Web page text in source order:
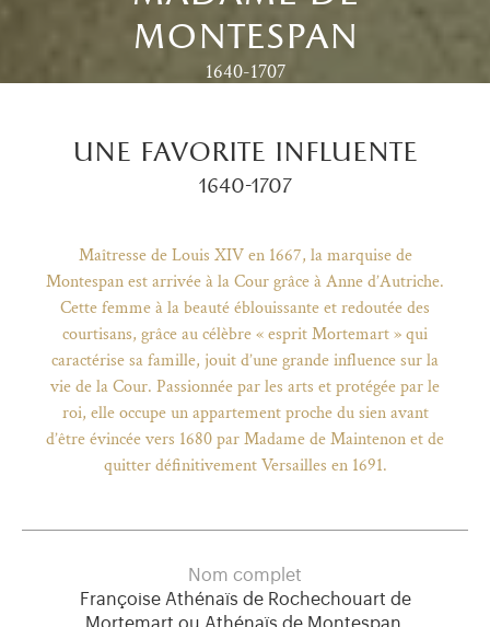
onglet)
nouvel onglet)
fenêtre modale)
de l'application (ouverture dans un nouvel onglet)
montespan
1640-1707
une favorite influente
1640-1707
Maîtresse de Louis XIV en 1667, la marquise de
Montespan est arrivée à la Cour grâce à Anne d’Autriche.
Cette femme à la beauté éblouissante et redoutée des
courtisans, grâce au célèbre « esprit Mortemart » qui
caractérise sa famille, jouit d’une grande influence sur la
vie de la Cour. Passionnée par les arts et protégée par le
roi, elle occupe un appartement proche du sien avant
d’être évincée vers 1680 par Madame de Maintenon et de
quitter définitivement Versailles en 1691.
Nom complet
Françoise Athénaïs de Rochechouart de